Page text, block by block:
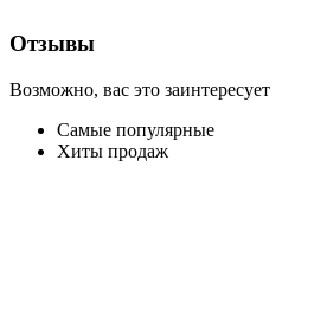
Отзывы
Возможно, вас это заинтересует
Самые популярные
Хиты продаж